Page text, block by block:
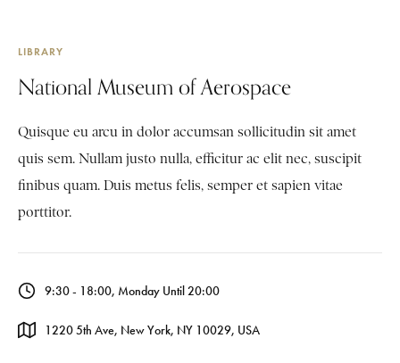
LIBRARY
National Museum of Aerospace
Quisque eu arcu in dolor accumsan sollicitudin sit amet
quis sem. Nullam justo nulla, efficitur ac elit nec, suscipit
finibus quam. Duis metus felis, semper et sapien vitae
porttitor.
9:30 - 18:00, Monday Until 20:00
1220 5th Ave, New York, NY 10029, USA